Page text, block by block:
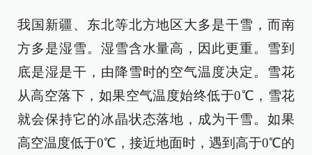
我国新疆、东北等北方地区大多是干雪，而南
方多是湿雪。湿雪含水量高，因此更重。雪到
底是湿是干，由降雪时的空气温度决定。雪花
从高空落下，如果空气温度始终低于0℃，雪花
就会保持它的冰晶状态落地，成为干雪。如果
高空温度低于0℃，接近地面时，遇到高于0℃的